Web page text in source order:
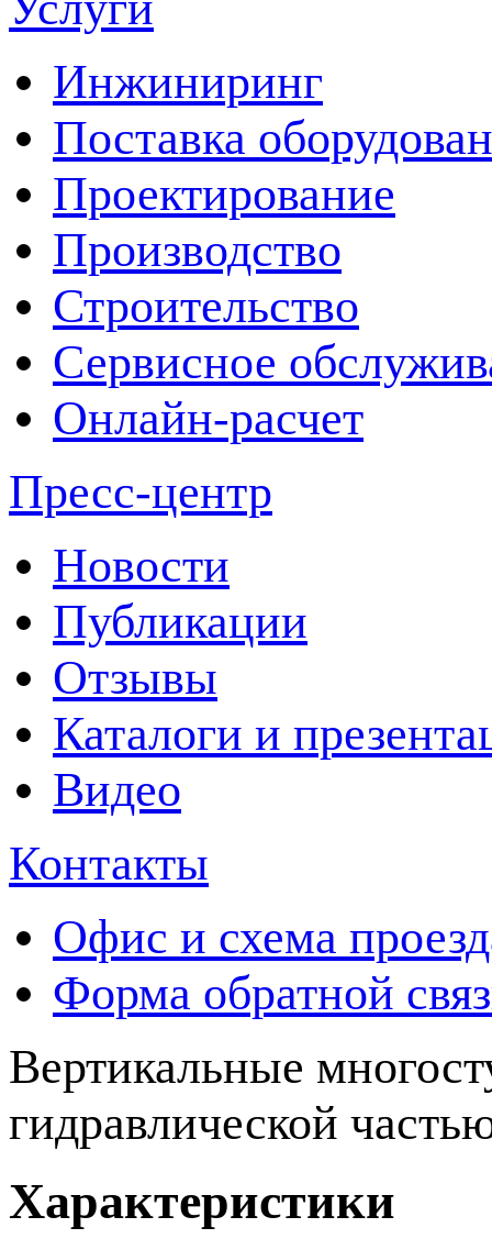
Инжиниринг
Поставка
Проектирование
Производство
Строительство
Сервисное
Онлайн-расчет
Пресс-центр
Новости
Публикации
Отзывы
Каталоги и
Видео
Контакты
Офис и схема
Форма обратной
Вертикальные
гидравлической
Характеристики